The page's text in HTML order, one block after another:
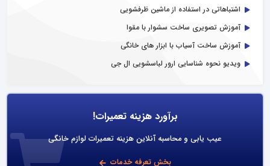
اشتباهاتی در استفاده از ماشین ظرفشویی
آموزش تصویری ساخت سشوار با مقوا
آموزش ساخت آسیاب با ابزار های خانگی
ویدیو نحوه شناسایی ارور لباسشویی ال جی
برآورد هزینه تعمیرات!
عیب یابی و محاسبه آنلاین هزینه تعمیرات لوازم خانگی
بخش تعرفه خدمات